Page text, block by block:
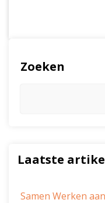
Zoeken
Laatste
Samen Werken